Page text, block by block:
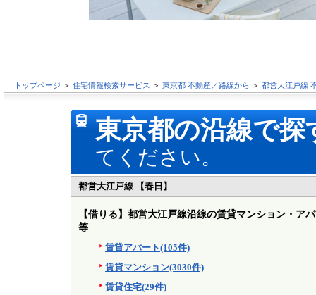
トップページ ＞ 住宅情報検索サービス ＞ 東京都 不動産／路線から ＞ 都営大江戸線
東京都の沿線で探
てください。
都営大江戸線 【春日】
【借りる】 都営大江戸線沿線の賃貸マンション・ア
等
賃貸アパート(105件)
賃貸マンション(3030件)
賃貸住宅(29件)